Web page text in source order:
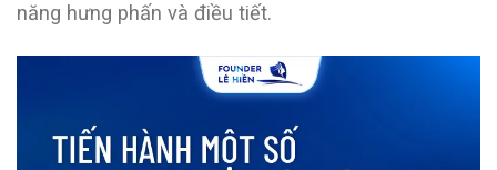
năng hưng phấn và điều tiết.